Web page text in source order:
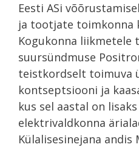
Eesti ASi
ja tootjate toimkonna
Kogukonna liikmetele
suursündmuse
teistkordselt toimuva
kontseptsiooni ja
kus sel aastal on
elektrivaldkonna
Külalisesinejana andis